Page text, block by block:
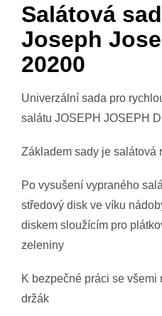
Salátová
Joseph
20200
Univerzální sada pro
salátu JOSEPH JOSEPH
Základem sady je salátová
Po vysušení vypraného
středový disk ve víku
diskem sloužícím pro
zeleniny
K bezpečné práci se
držák